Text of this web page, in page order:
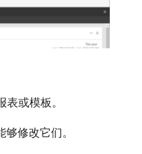
表或模板。
够修改它们。